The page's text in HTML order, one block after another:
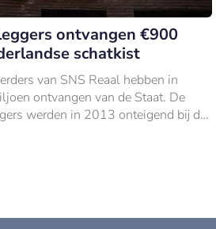
ontvangen €900
schatkist
van SNS Reaal hebben in
ontvangen van de Staat. De
werden in 2013 onteigend bij de
bank.